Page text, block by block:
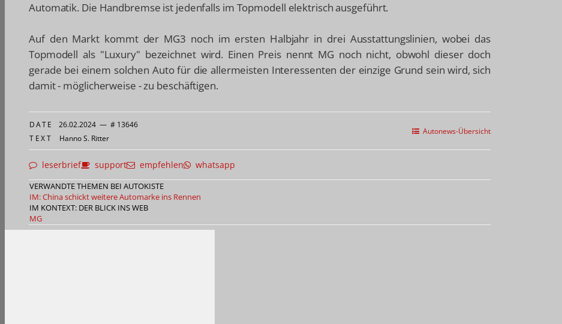
Automatik. Die Handbremse ist jedenfalls im Topmodell elektrisch ausgeführt.
Auf den Markt kommt der MG3 noch im ersten Halbjahr in drei Ausstattungslinien, wobei das
Topmodell als "Luxury" bezeichnet wird. Einen Preis nennt MG noch nicht, obwohl dieser doch
gerade bei einem solchen Auto für die allermeisten Interessenten der einzige Grund sein wird, sich
damit - möglicherweise - zu beschäftigen.
Autonews-Übersicht
DATE 26.02.2024 — # 13646
TEXT Hanno S. Ritter
leserbrief support empfehlen whatsapp
VERWANDTE THEMEN BEI AUTOKISTE
IM: China schickt weitere Automarke ins Rennen
IM KONTEXT: DER BLICK INS WEB
MG